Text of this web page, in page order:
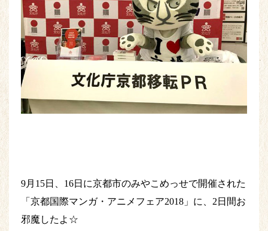
9月15日、16日に京都市のみやこめっせで開催された
「京都国際マンガ・アニメフェア2018」に、2日間お
邪魔したよ☆